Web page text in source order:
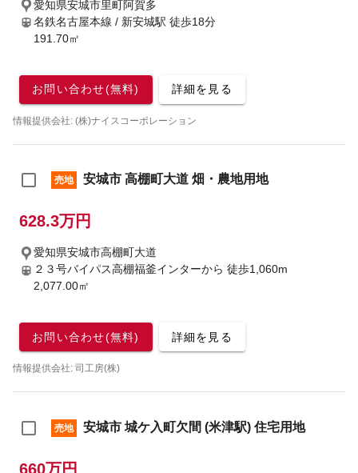
愛知県安城市里町阿賀多
名鉄名古屋本線 / 新安城駅 徒歩18分
191.70㎡
お問い合わせ(無料) 詳細を見る
情報提供会社: (株)ナイスコーポレーション
売地 安城市 高棚町大道 畑・農地用地
628.3万円
愛知県安城市高棚町大道
２３号バイパス高棚福釜インターから 徒歩1,060m
2,077.00㎡
お問い合わせ(無料) 詳細を見る
情報提供会社: 司工房(株)
売地 安城市 城ケ入町欠間 (米津駅) 住宅用地
660万円